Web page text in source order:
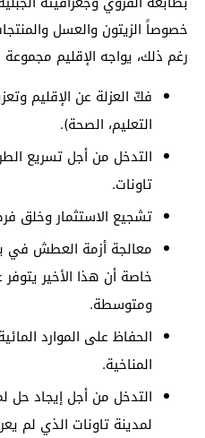
خصوصاً الزيتون والعسل
رغم ذلك، يواجه الإقليم مجموعة
فكّ العزلة عن الإقليم
التعليم، الصحة).
التدخل من أجل تسريع
تاونات.
تشجيع الاستثمار وخلق
معالجة أزمة العطش في
خاصة أن هذا الأخير
ومتوسطة.
الحفاظ على الموارد
المناخية.
التدخل من أجل إيجاد حل
لمدينة تاونات الذي لم